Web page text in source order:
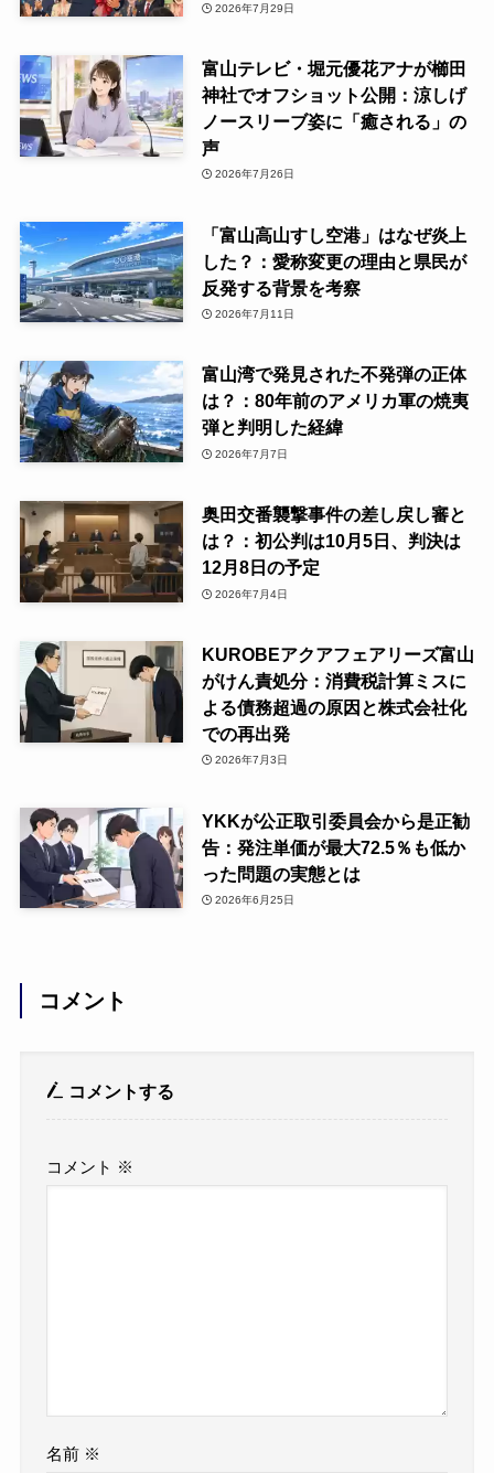
2026年7月29日
富山テレビ・堀元優花アナが櫛田
神社でオフショット公開：涼しげ
ノースリーブ姿に「癒される」の
声
2026年7月26日
「富山高山すし空港」はなぜ炎上
した？：愛称変更の理由と県民が
反発する背景を考察
2026年7月11日
富山湾で発見された不発弾の正体
は？：80年前のアメリカ軍の焼夷
弾と判明した経緯
2026年7月7日
奥田交番襲撃事件の差し戻し審と
は？：初公判は10月5日、判決は
12月8日の予定
2026年7月4日
KUROBEアクアフェアリーズ富山
がけん責処分：消費税計算ミスに
よる債務超過の原因と株式会社化
での再出発
2026年7月3日
YKKが公正取引委員会から是正勧
告：発注単価が最大72.5％も低か
った問題の実態とは
2026年6月25日
コメント
コメントする
コメント ※
名前 ※